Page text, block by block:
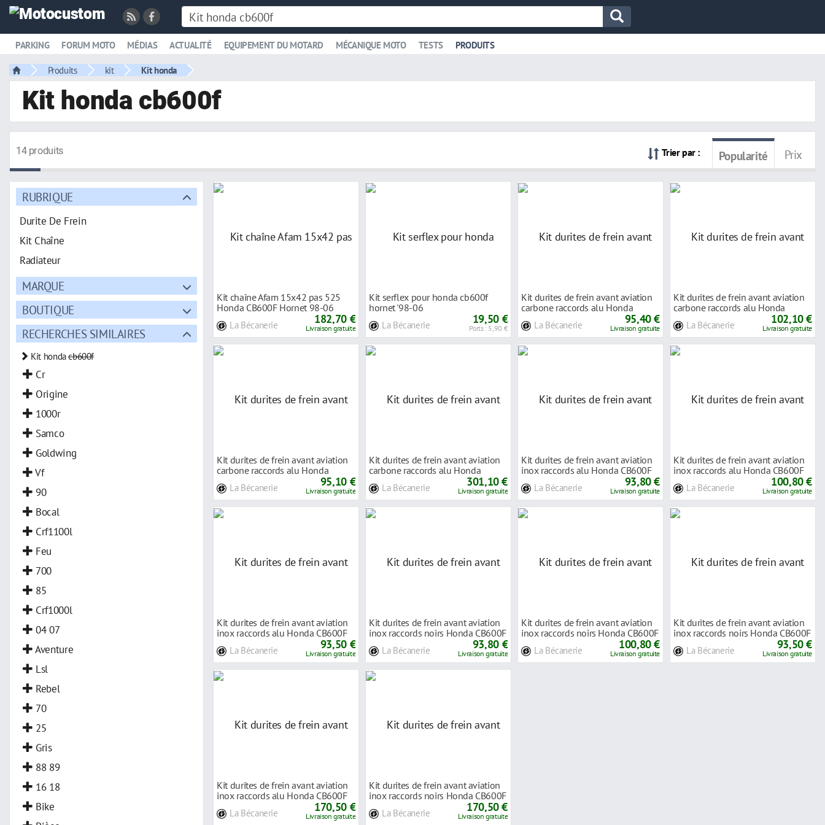
PARKING FORUM MOTO MÉDIAS ACTUALITÉ EQUIPEMENT DU MOTARD MÉCANIQUE MOTO TESTS PRODUITS
Produits kit Kit honda
Kit honda cb600f
14 produits Trier par : Popularité Prix
RUBRIQUE
Durite De Frein
Kit Chaîne
Radiateur
MARQUE
BOUTIQUE
RECHERCHES SIMILAIRES
Kit hondacb600f
Cr
Origine
1000r
Samco
Goldwing
Vf
90
Bocal
Crf1100l
Feu
700
85
Crf1000l
04 07
Aventure
Lsl
Rebel
70
25
Gris
88 89
16 18
Bike
Kit chaîne Afam 15x42 pas 525
Honda CB600F Hornet 98-06
La Bécanerie 182,70 €
Livraison gratuite
Kit serflex pour honda cb600f
hornet '98-06
La Bécanerie 19,50 €
Ports : 5,90 €
Kit durites de frein avant aviation
carbone raccords alu Honda
La Bécanerie 95,40 €
Livraison gratuite
Kit durites de frein avant aviation
carbone raccords alu Honda
La Bécanerie 102,10 €
Livraison gratuite
Kit durites de frein avant aviation
carbone raccords alu Honda
La Bécanerie 95,10 €
Livraison gratuite
Kit durites de frein avant aviation
carbone raccords alu Honda
La Bécanerie 301,10 €
Livraison gratuite
Kit durites de frein avant aviation
inox raccords alu Honda CB600F
La Bécanerie 93,80 €
Livraison gratuite
Kit durites de frein avant aviation
inox raccords alu Honda CB600F
La Bécanerie 100,80 €
Livraison gratuite
Kit durites de frein avant aviation
inox raccords alu Honda CB600F
La Bécanerie 93,50 €
Livraison gratuite
Kit durites de frein avant aviation
inox raccords noirs Honda CB600F
La Bécanerie 93,80 €
Livraison gratuite
Kit durites de frein avant aviation
inox raccords noirs Honda CB600F
La Bécanerie 100,80 €
Livraison gratuite
Kit durites de frein avant aviation
inox raccords noirs Honda CB600F
La Bécanerie 93,50 €
Livraison gratuite
Kit durites de frein avant aviation
inox raccords alu Honda CB600F
La Bécanerie 170,50 €
Livraison gratuite
Kit durites de frein avant aviation
inox raccords noirs Honda CB600F
La Bécanerie 170,50 €
Livraison gratuite